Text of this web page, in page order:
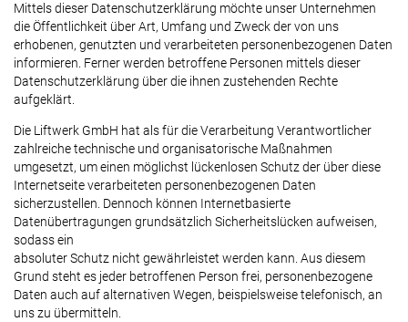
Mittels dieser Datenschutzerklärung möchte unser Unternehmen
die Öffentlichkeit über Art, Umfang und Zweck der von uns
erhobenen, genutzten und verarbeiteten personenbezogenen Daten
informieren. Ferner werden betroffene Personen mittels dieser
Datenschutzerklärung über die ihnen zustehenden Rechte
aufgeklärt.
Die Liftwerk GmbH hat als für die Verarbeitung Verantwortlicher
zahlreiche technische und organisatorische Maßnahmen
umgesetzt, um einen möglichst lückenlosen Schutz der über diese
Internetseite verarbeiteten personenbezogenen Daten
sicherzustellen. Dennoch können Internetbasierte
Datenübertragungen grundsätzlich Sicherheitslücken aufweisen,
sodass ein
absoluter Schutz nicht gewährleistet werden kann. Aus diesem
Grund steht es jeder betroffenen Person frei, personenbezogene
Daten auch auf alternativen Wegen, beispielsweise telefonisch, an
uns zu übermitteln.